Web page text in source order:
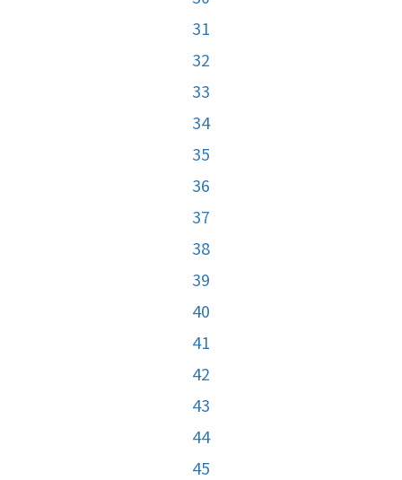
31
32
33
34
35
36
37
38
39
40
41
42
43
44
45